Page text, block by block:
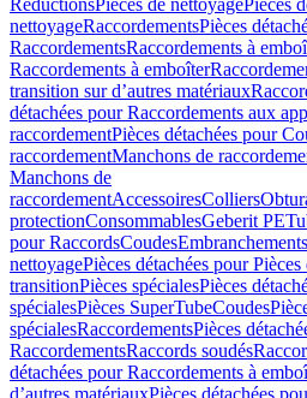
RéductionsPièces de nettoyagePièces
nettoyageRaccordementsPièces
RaccordementsRaccordements à
Raccordements à emboîter
transition sur d’autres matériaux
détachées pour Raccordements aux
raccordementPièces détachées pour
raccordementManchons de
Manchons de
raccordementAccessoiresColliers
protectionConsommablesGeberit PE
pour RaccordsCoudesEmbranchements
nettoyagePièces détachées pour
transitionPièces spécialesPièces
spécialesPièces SuperTubeCoudes
spécialesRaccordementsPièces
RaccordementsRaccords soudés
détachées pour Raccordements à
d’autres matériauxPièces détachées